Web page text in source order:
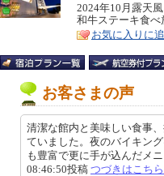
リ
ア
特
徴
2024年10月露天
和牛ステーキ食
お気に入りに
お客さまの声
清潔な館内と美味しい食事
ていました。夜のバイキン
も豊富で更に手が込んだメ
08:46:50投稿 つづきはこちら